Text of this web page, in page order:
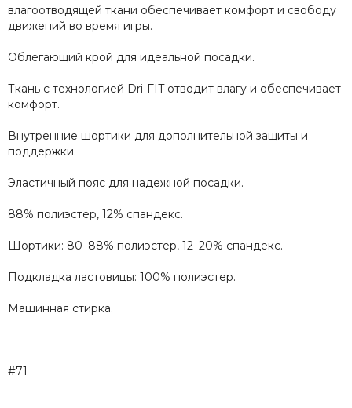
влагоотводящей ткани обеспечивает комфорт и свободу
движений во время игры.
Облегающий крой для идеальной посадки.
Ткань с технологией Dri-FIT отводит влагу и обеспечивает
комфорт.
Внутренние шортики для дополнительной защиты и
поддержки.
Эластичный пояс для надежной посадки.
88% полиэстер, 12% спандекс.
Шортики: 80–88% полиэстер, 12–20% спандекс.
Подкладка ластовицы: 100% полиэстер.
Машинная стирка.
#71